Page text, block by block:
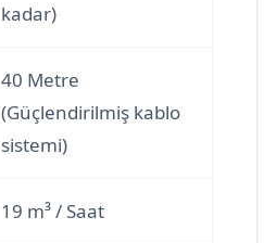
kadar)
40 Metre
(Güçlendirilmiş kablo
sistemi)
19 m³ / Saat